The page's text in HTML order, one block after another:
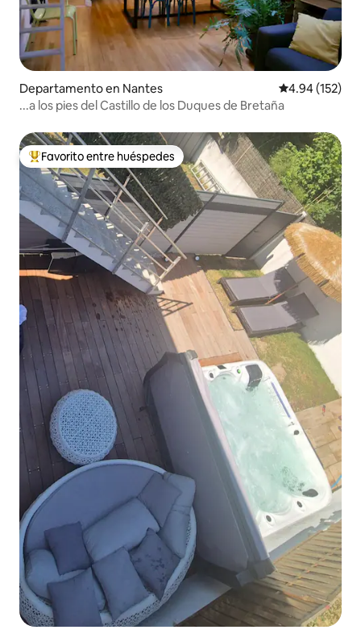
Departamento en Nantes Calificación
4.94 (152)
...a los pies del Castillo de los Duques de Bretaña
De los mejores en Favorito entre huéspedes
Favorito entre huéspedes